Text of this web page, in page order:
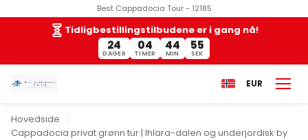
Best Cappadocia Tour - 12185
Tidligbestillingstilbudene er i gang nå!
24
DAGER
04
TIMER
44
MIN
54
SEK
EUR
Hovedside
Cappadocia privat grønn tur | Ihlara-dalen og underjordisk by